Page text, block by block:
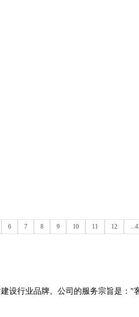
6 7 8 9 10 11 12
设行业品牌。公司的服务宗旨是：